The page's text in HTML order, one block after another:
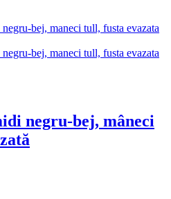
negru-bej, mâneci